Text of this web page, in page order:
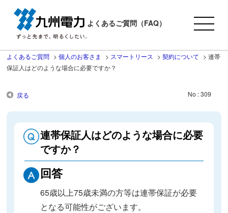
よくあるご質問（FAQ）
よくあるご質問 >個人のお客さま > スマートリース >契約について >連帯
保証人はどのような場合に必要ですか？
戻る No : 309
連帯保証人はどのような場合に必要
ですか？
回答
65歳以上75歳未満の方等は連帯保証が必要
となる可能性がございます。